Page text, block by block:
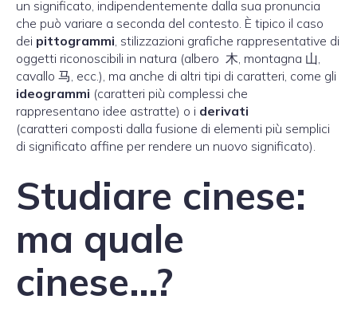
un significato, indipendentemente dalla sua pronuncia
che può variare a seconda del contesto. È tipico il caso
dei pittogrammi , stilizzazioni grafiche rappresentative di
oggetti riconoscibili in natura (albero 木, montagna 山,
cavallo 马, ecc.), ma anche di altri tipi di caratteri, come gli
ideogrammi (caratteri più complessi che
rappresentano idee astratte) o i derivati
(caratteri composti dalla fusione di elementi più semplici
di significato affine per rendere un nuovo significato).
Studiare cinese:
ma quale
cinese…?